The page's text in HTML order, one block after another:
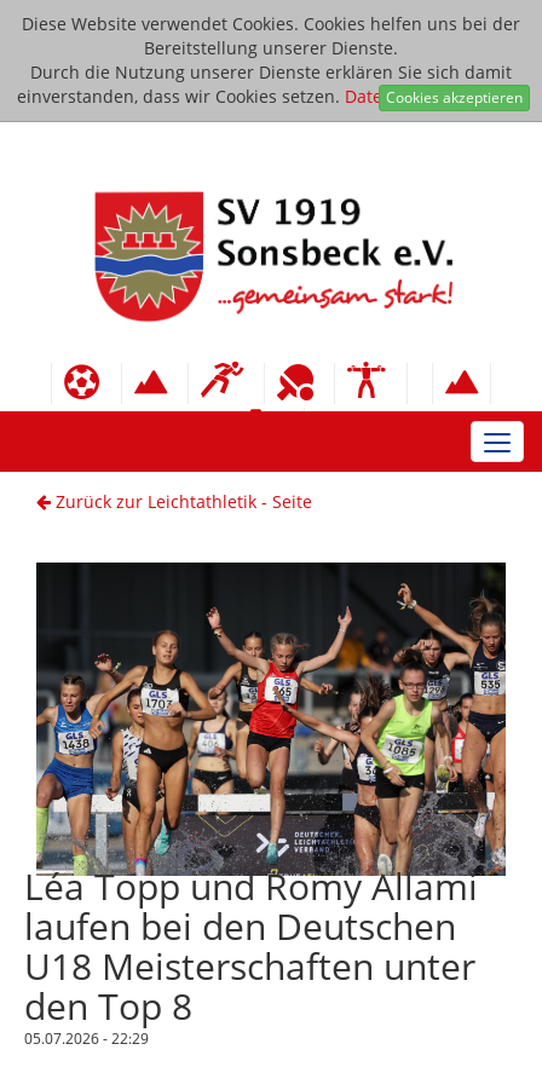
Diese Website verwendet Cookies. Cookies helfen uns bei der
Bereitstellung unserer Dienste.
Durch die Nutzung unserer Dienste erklären Sie sich damit
einverstanden, dass wir Cookies setzen. Datenschutzerklärung
Cookies akzeptieren
Zurück zur Leichtathletik - Seite
Léa Topp und Romy Allami
laufen bei den Deutschen
U18 Meisterschaften unter
den Top 8
05.07.2026 - 22:29